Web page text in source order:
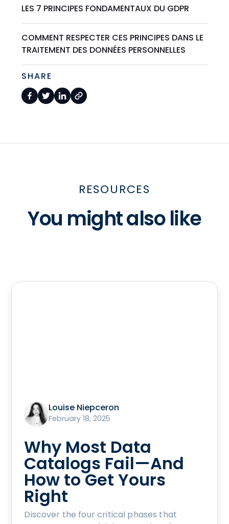
LES 7 PRINCIPES FONDAMENTAUX DU GDPR
COMMENT RESPECTER CES PRINCIPES DANS LE
TRAITEMENT DES DONNÉES PERSONNELLES
SHARE
RESOURCES
You might also like
Louise Niepceron
February 18, 2025
Why Most Data
Catalogs Fail—And
How to Get Yours
Right
Discover the four critical phases that